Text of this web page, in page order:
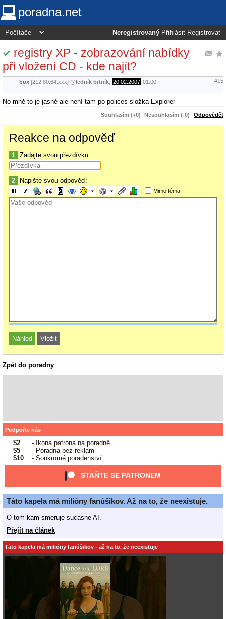
poradna.net
Neregistrovaný Přihlásit Registrovat
registry XP - zobrazování nabídky
při vložení CD - kde najít?
box [212.80.64.xxx] @ledník brtník 20.02.2007 01:00 #15
No mně to je jasné ale není tam po polices složka Explorer
Souhlasím (+0) Nesouhlasím (-0) Odpovědět
Reakce na odpověď
1 Zadajte svou přezdívku:
2 Napište svou odpověď:
Mimo téma
Zpět do poradny
Podpořte nás
$2
- Ikona patrona na poradně
$5
- Poradna bez reklam
$10
- Soukromé poradenství
STAŇTE SE PATRONEM
Táto kapela má milióny fanúšikov. Až na to, že neexistuje.
O tom kam smeruje sucasne AI.
Přejít na článek
Táto kapela má milióny fanúšikov - až na to, že neexistuje